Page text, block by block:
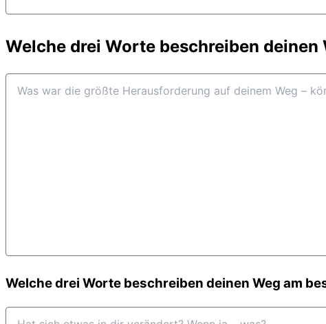
Welche drei Worte beschreiben deinen
Welche drei Worte beschreiben deinen Weg am